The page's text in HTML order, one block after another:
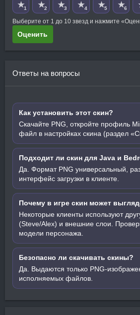
★1 ★2 ★3 ★4 ★5 ★6
Выберите от 1 до 10 звезд и нажмите
Оценить
Ответы на вопросы
Как установить этот скин?
Скачайте PNG, откройте профиль
файл в настройках скина (раздел
Подходит ли скин для Java и
Да. Формат PNG универсальный,
интерфейс загрузки в клиенте.
Почему в игре скин может
Некоторые клиенты используют
(Steve/Alex) и внешние слои.
модели персонажа.
Безопасно ли скачивать скины?
Да. Выдаются только PNG-
исполняемых файлов.